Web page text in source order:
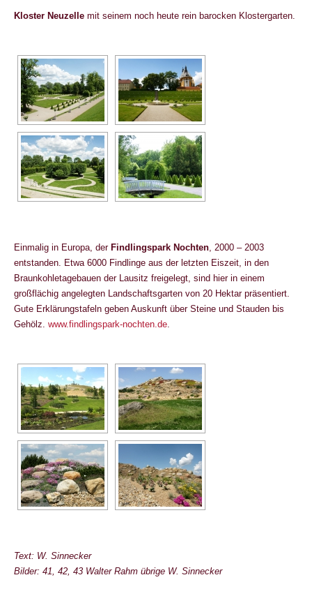
Kloster Neuzelle mit seinem noch heute rein barocken Klostergarten.
Einmalig in Europa, der Findlingspark Nochten , 2000 – 2003
entstanden. Etwa 6000 Findlinge aus der letzten Eiszeit, in den
Braunkohletagebauen der Lausitz freigelegt, sind hier in einem
großflächig angelegten Landschaftsgarten von 20 Hektar präsentiert.
Gute Erklärungstafeln geben Auskunft über Steine und Stauden bis
Gehölz. www.findlingspark-nochten.de
Text: W. Sinnecker
Bilder: 41, 42, 43 Walter Rahm übrige W. Sinnecker